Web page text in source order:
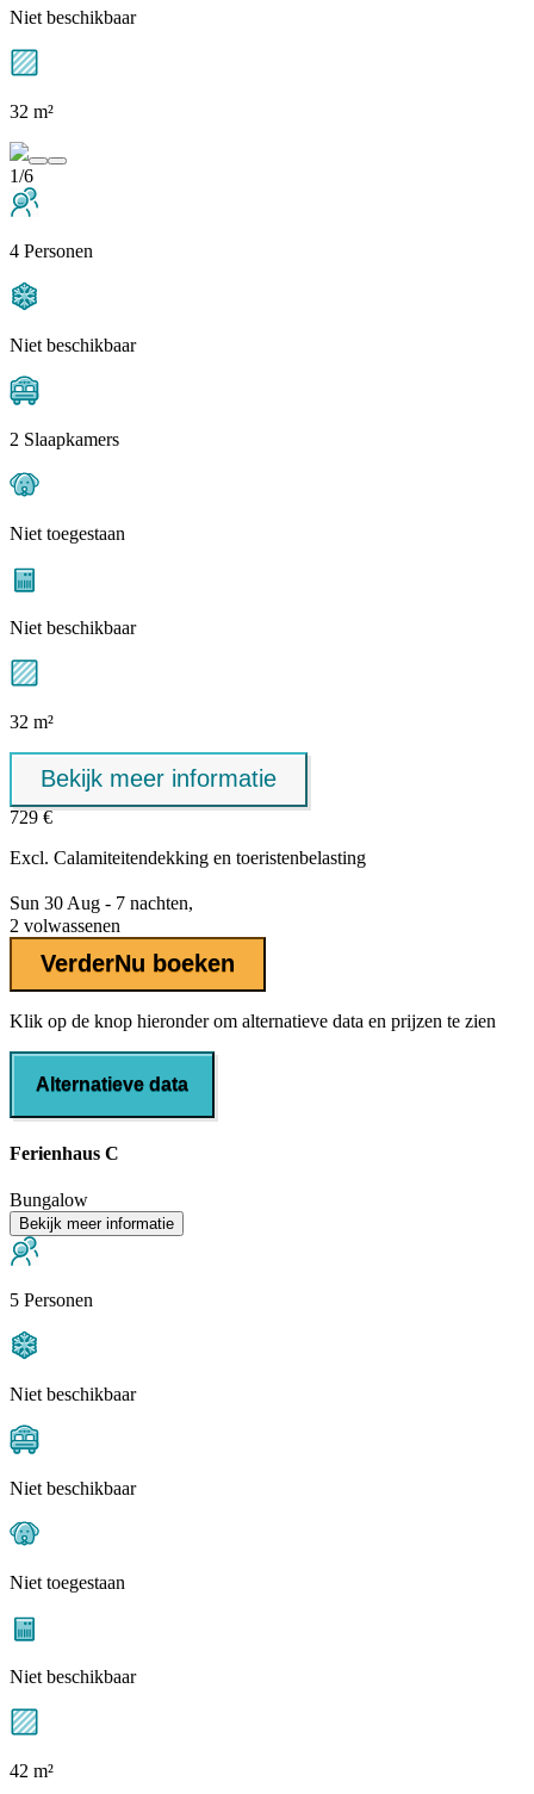
Niet beschikbaar
32 m²
1/6
4 Personen
Niet beschikbaar
2 Slaapkamers
Niet toegestaan
Niet beschikbaar
32 m²
Bekijk meer informatie
729 €
Excl. Calamiteitendekking en toeristenbelasting
Sun 30 Aug - 7 nachten,
2 volwassenen
VerderNu boeken
Klik op de knop hieronder om alternatieve data en prijzen te zien
Alternatieve data
Ferienhaus C
Bungalow
Bekijk meer informatie
5 Personen
Niet beschikbaar
Niet beschikbaar
Niet toegestaan
Niet beschikbaar
42 m²